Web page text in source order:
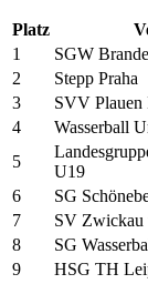
Platz
1
SGW
2
Stepp Praha
3
SVV Plauen
4
Wasserball
5
U19
6
SG
7
SV Zwickau
8
SG
9
HSG TH